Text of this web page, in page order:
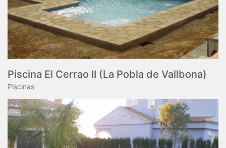
Piscina El Cerrao II (La Pobla de Vallbona)
Piscinas